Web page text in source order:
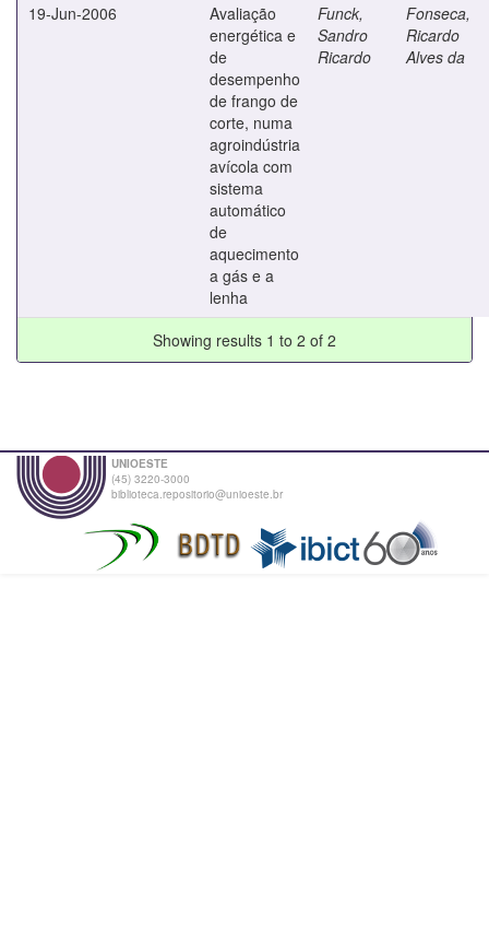
19-Jun-2006
Avaliação
energética e
de
desempenho
de frango de
corte, numa
agroindústria
avícola com
sistema
automático
de
aquecimento
a gás e a
lenha
Funck,
Sandro
Ricardo
Fonseca,
Ricardo
Alves da
Showing results 1 to 2 of 2
UNIOESTE
(45) 3220-3000
biblioteca.repositorio@unioeste.br